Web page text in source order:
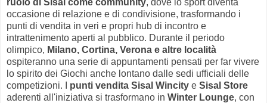
occasione di relazione e di condivisione, trasformando i
punti di vendita in veri e propri hub di incontro e
intrattenimento aperti al pubblico. Durante il periodo
olimpico, Milano, Cortina, Verona e altre località
ospiteranno una serie di appuntamenti pensati per far vivere
lo spirito dei Giochi anche lontano dalle sedi ufficiali delle
competizioni. I punti vendita Sisal Wincity e Sisal Store
aderenti all'iniziativa si trasformano in Winter Lounge, con